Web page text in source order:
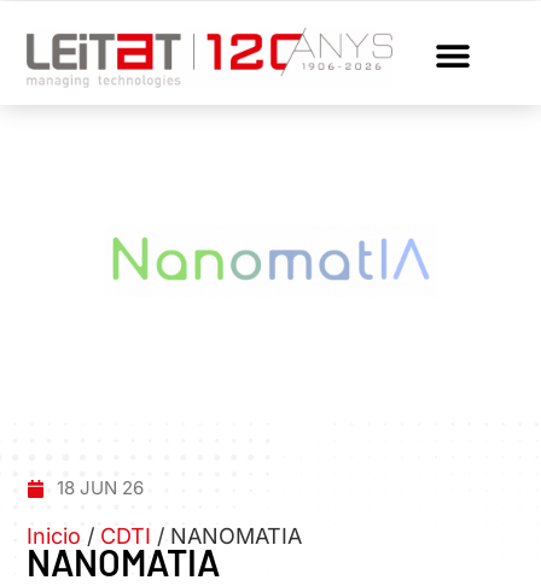
18 JUN 26
Inicio / CDTI / NANOMATIA
NANOMATIA